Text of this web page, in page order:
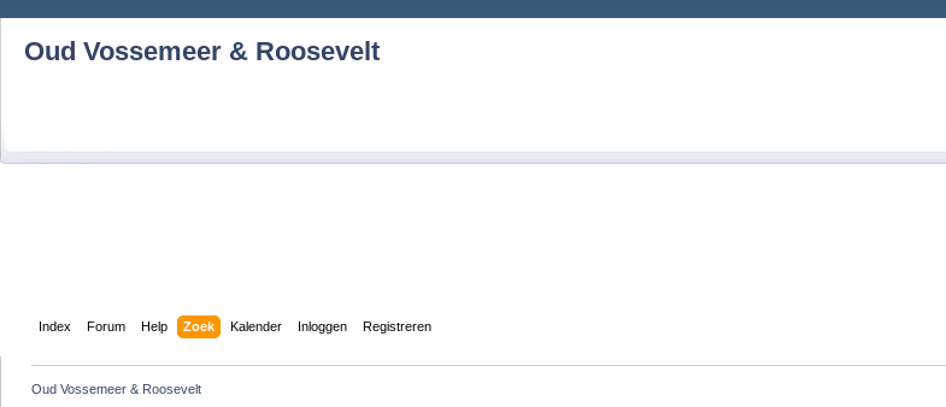
Oud Vossemeer & Roosevelt
Index Forum Help Zoek Kalender Inloggen Registreren
Oud Vossemeer & Roosevelt